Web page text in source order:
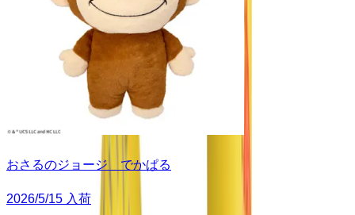
おさるのジョージ でかぱる
2026/5/15 入荷